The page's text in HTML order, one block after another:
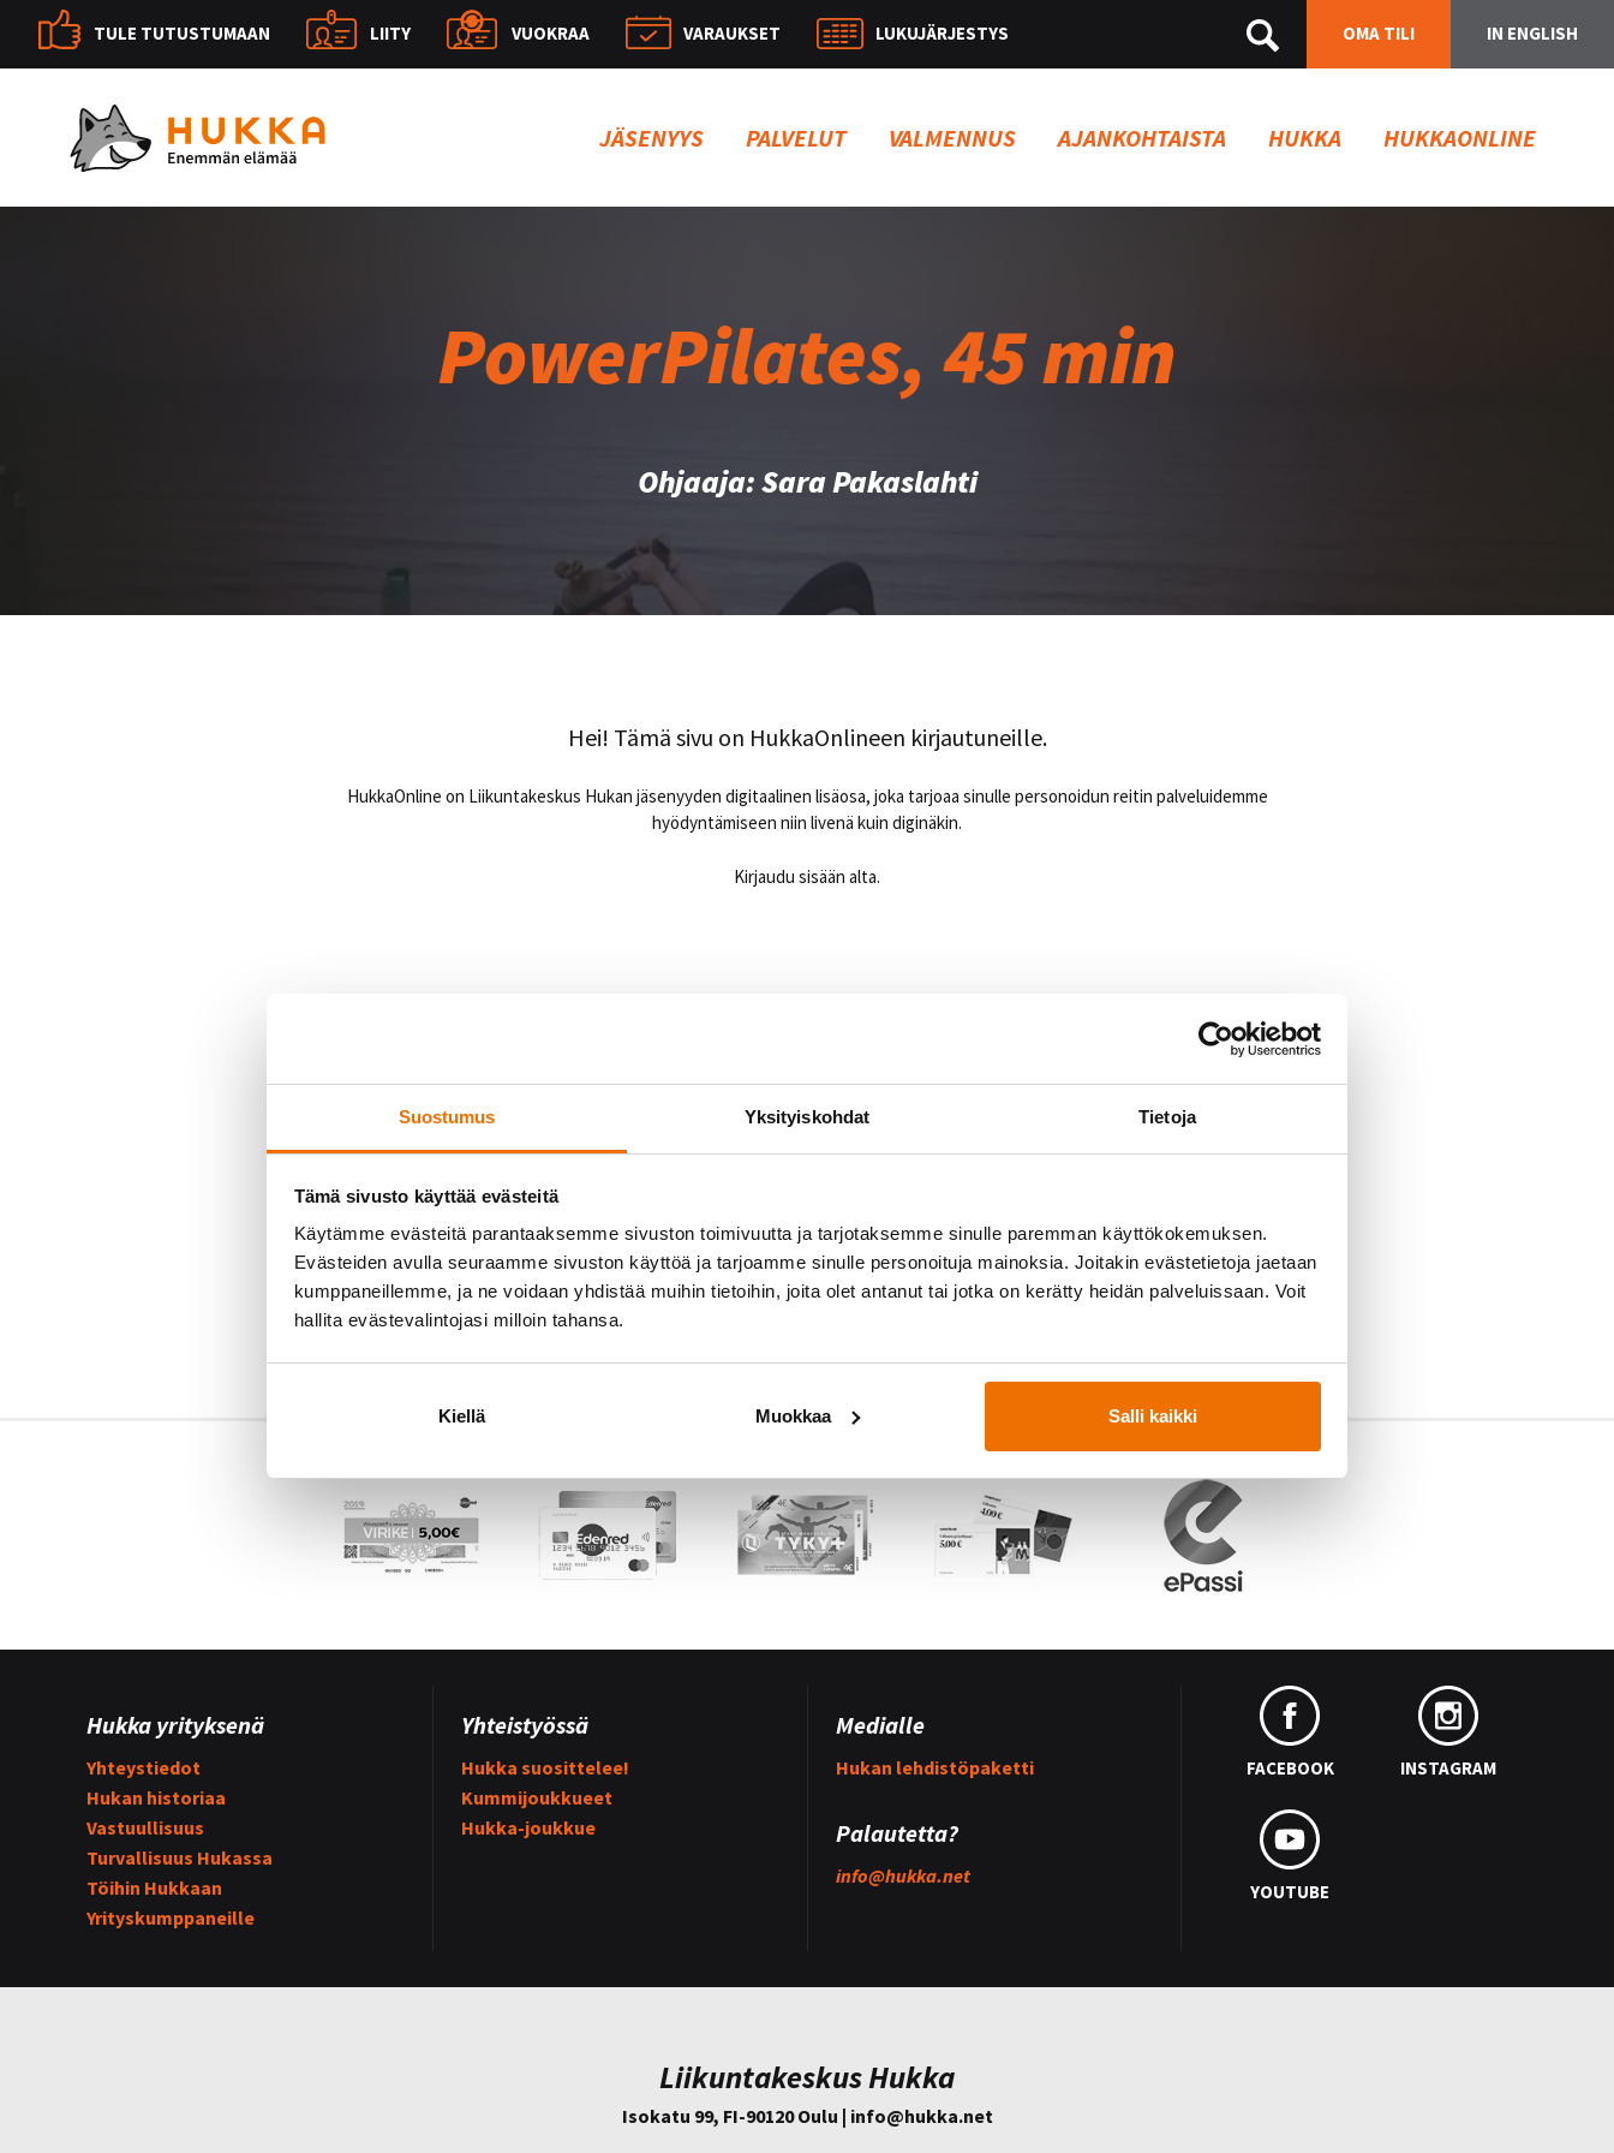
Suostumus Yksityiskohdat Tietoja
Tämä sivusto käyttää evästeitä
Käytämme evästeitä parantaaksemme sivuston toimivuutta ja tarjotaksemme sinulle paremman käyttökokemuksen.
Evästeiden avulla seuraamme sivuston käyttöä ja tarjoamme sinulle personoituja mainoksia. Joitakin evästetietoja jaetaan
kumppaneillemme, ja ne voidaan yhdistää muihin tietoihin, joita olet antanut tai jotka on kerätty heidän palveluissaan. Voit
hallita evästevalintojasi milloin tahansa.
Kiellä Muokkaa Salli kaikki
TULE TUTUSTUMAAN LIITY VUOKRAA VARAUKSET LUKUJÄRJESTYS OMA TILI IN ENGLISH
JÄSENYYS PALVELUT VALMENNUS AJANKOHTAISTA HUKKA HUKKAONLINE
PowerPilates, 45 min
Ohjaaja: Sara Pakaslahti
Hei! Tämä sivu on HukkaOnlineen kirjautuneille.
HukkaOnline on Liikuntakeskus Hukan jäsenyyden digitaalinen lisäosa, joka tarjoaa sinulle personoidun reitin palveluidemme
hyödyntämiseen niin livenä kuin diginäkin.
Kirjaudu sisään alta.
Muista minut
Hukka yrityksenä
Yhteystiedot
Hukan historiaa
Vastuullisuus
Turvallisuus Hukassa
Töihin Hukkaan
Yrityskumppaneille
Yhteistyössä
Hukka suosittelee!
Kummijoukkueet
Hukka-joukkue
Medialle
Hukan lehdistöpaketti
Palautetta?
info@hukka.net
FACEBOOK INSTAGRAM
YOUTUBE
Liikuntakeskus Hukka
Isokatu 99, FI-90120 Oulu | info@hukka.net